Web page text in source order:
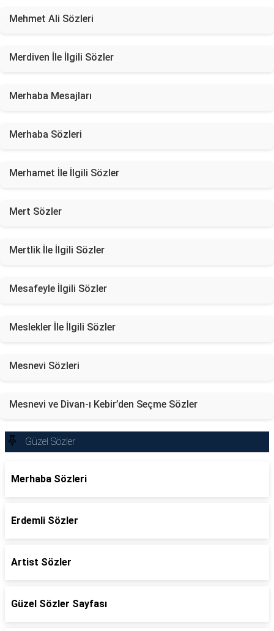
Mehmet Ali Sözleri
Merdiven İle İlgili Sözler
Merhaba Mesajları
Merhaba Sözleri
Merhamet İle İlgili Sözler
Mert Sözler
Mertlik İle İlgili Sözler
Mesafeyle İlgili Sözler
Meslekler İle İlgili Sözler
Mesnevi Sözleri
Mesnevi ve Divan-ı Kebir’den Seçme Sözler
Güzel Sözler
Merhaba Sözleri
Erdemli Sözler
Artist Sözler
Güzel Sözler Sayfası